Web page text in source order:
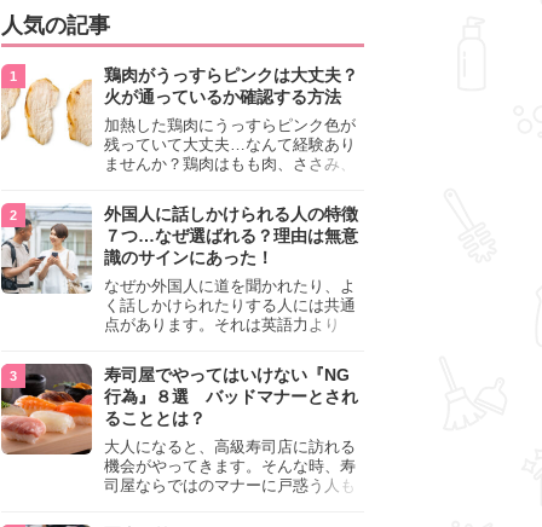
人気の記事
鶏肉がうっすらピンクは大丈夫？
火が通っているか確認する方法
加熱した鶏肉にうっすらピンク色が
残っていて大丈夫…なんて経験あり
ませんか？鶏肉はもも肉、ささみ、
わいが異なり、いろいろと楽しめる
料理ですが、鶏肉は加熱した後でも
うっすらピンク色の部分が大丈夫な
のと気になるときがあります。この
記事では生焼けか火が通っているの
かを確認する方法や、鶏肉を調理す
るときの注意点を紹介しますので、
参考にしてみてくださいね。
外国人に話しかけられる人の特徴
７つ…なぜ選ばれる？理由は無意
識のサインにあった！
なぜか外国人に道を聞かれたり、よ
く話しかけられたりする人には共通
点があります。それは英語力より
けても大丈夫」というサインが関係
しています。よく選ばれる人の特徴
や、英語が苦手でも焦らない対処
法、自分を守るための注意点を詳し
く解説します。
寿司屋でやってはいけない『NG
行為』８選 バッドマナーとされ
ることとは？
大人になると、高級寿司店に訪れる
機会がやってきます。そんな時、寿
司屋ならではのマナーに戸惑う人も